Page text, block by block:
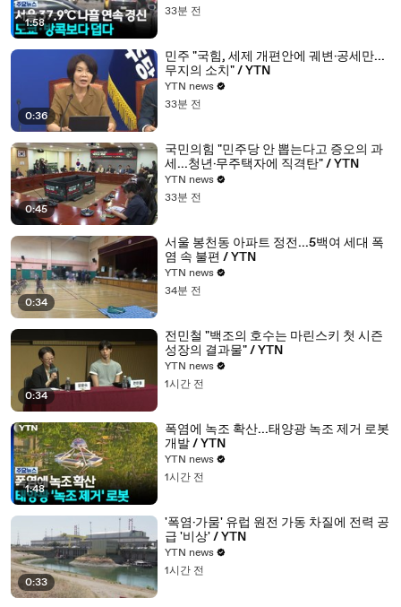
1:58
33분 전
0:36
민주 "국힘, 세제 개편안에 궤변·공세만...
무지의 소치" / YTN
YTN news
33분 전
0:45
국민의힘 "민주당 안 뽑는다고 증오의 과
세...청년·무주택자에 직격탄" / YTN
YTN news
33분 전
0:34
서울 봉천동 아파트 정전...5백여 세대 폭
염 속 불편 / YTN
YTN news
34분 전
0:34
전민철 "백조의 호수는 마린스키 첫 시즌
성장의 결과물" / YTN
YTN news
1시간 전
1:48
폭염에 녹조 확산...태양광 녹조 제거 로봇
개발 / YTN
YTN news
1시간 전
0:33
'폭염·가뭄' 유럽 원전 가동 차질에 전력 공
급 '비상' / YTN
YTN news
1시간 전